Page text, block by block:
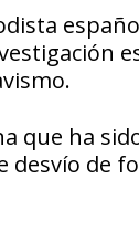
que ha
de